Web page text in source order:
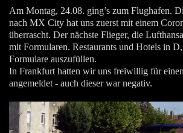
Am Montag, 24.08. ging’s zum Flughafen.
nach MX City hat uns zuerst mit einem
überrascht. Der nächste Flieger, die
mit Formularen. Restaurants und Hotels in
Formulare auszufüllen.
In Frankfurt hatten wir uns freiwillig für
angemeldet - auch dieser war negativ.